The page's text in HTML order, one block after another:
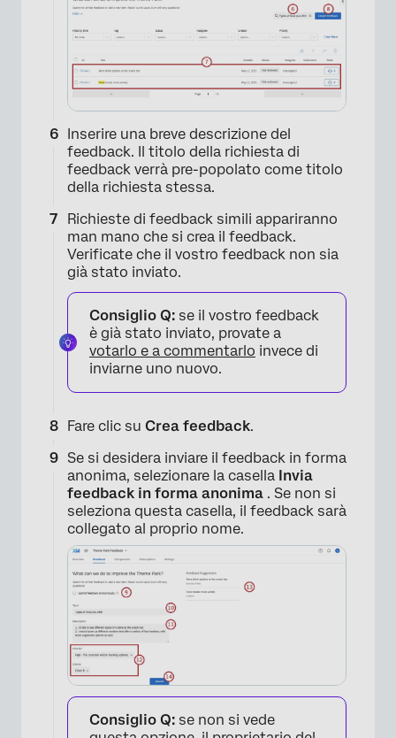
×
Inserire una breve descrizione del
feedback. Il titolo della richiesta di
feedback verrà pre-popolato come titolo
della richiesta stessa.
Richieste di feedback simili appariranno
man mano che si crea il feedback.
Verificate che il vostro feedback non sia
già stato inviato.
Consiglio Q: se il vostro feedback
è già stato inviato, provate a
votarlo e a commentarlo invece di
inviarne uno nuovo.
Fare clic su Crea feedback.
Se si desidera inviare il feedback in forma
anonima, selezionare la casella Invia
feedback in forma anonima . Se non si
seleziona questa casella, il feedback sarà
collegato al proprio nome.
Consiglio Q: se non si vede